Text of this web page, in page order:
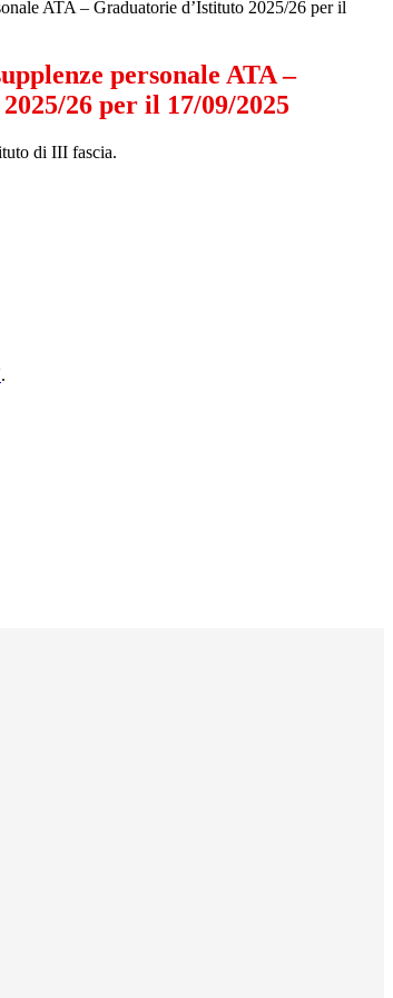
ATA – Graduatorie d’Istituto 2025/26 per il
personale ATA –
26 per il 17/09/2025
di III fascia.
.